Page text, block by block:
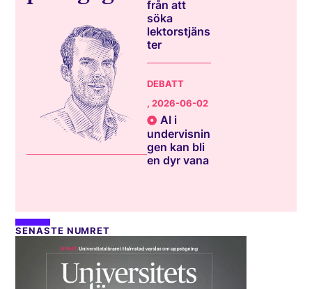
från att
söka
lektorstjäns
ter
DEBATT
, 2026-06-02
AI i
undervisnin
gen kan bli
en dyr vana
SENASTE NUMRET